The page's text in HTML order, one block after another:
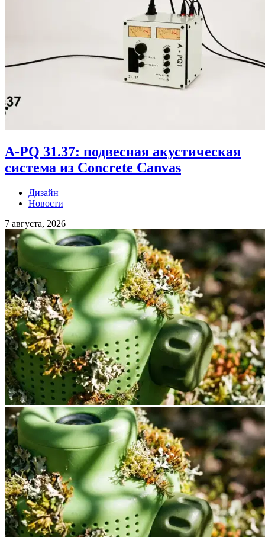
A-PQ 31.37: подвесная акустическая
система из Concrete Canvas
Дизайн
Новости
7 августа, 2026